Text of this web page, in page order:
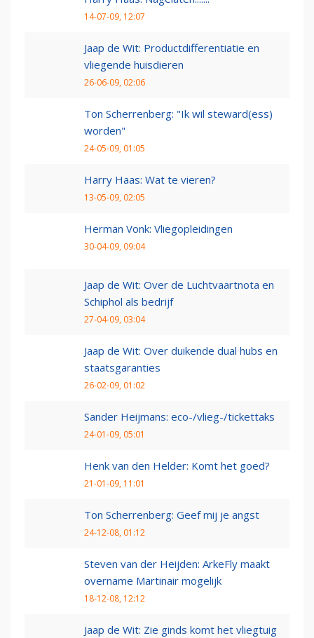
14-07-09, 12:07
Jaap de Wit: Productdifferentiatie en
vliegende huisdieren
26-06-09, 02:06
Ton Scherrenberg: "Ik wil steward(ess)
worden"
24-05-09, 01:05
Harry Haas: Wat te vieren?
13-05-09, 02:05
Herman Vonk: Vliegopleidingen
30-04-09, 09:04
Jaap de Wit: Over de Luchtvaartnota en
Schiphol als bedrijf
27-04-09, 03:04
Jaap de Wit: Over duikende dual hubs en
staatsgaranties
26-02-09, 01:02
Sander Heijmans: eco-/vlieg-/tickettaks
24-01-09, 05:01
Henk van den Helder: Komt het goed?
21-01-09, 11:01
Ton Scherrenberg: Geef mij je angst
24-12-08, 01:12
Steven van der Heijden: ArkeFly maakt
overname Martinair mogelijk
18-12-08, 12:12
Jaap de Wit: Zie ginds komt het vliegtuig